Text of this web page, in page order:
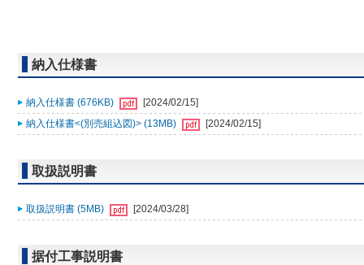
納入仕様書
納入仕様書 (676KB)
[2024/02/15]
納入仕様書<(別売組込図)> (13MB)
[2024/02/15]
取扱説明書
取扱説明書 (5MB) [2024/03/28]
据付工事説明書